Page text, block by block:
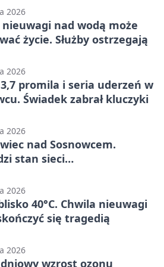
2026
nieuwagi nad wodą może
życie. Służby ostrzegają
2026
promila i seria uderzeń w
Świadek zabrał kluczyki
2026
nad Sosnowcem.
stan sieci
2026
40°C. Chwila nieuwagi
się tragedią
2026
wzrost ozonu